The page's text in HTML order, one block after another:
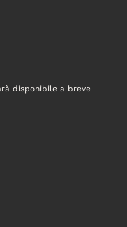
disponibile a breve